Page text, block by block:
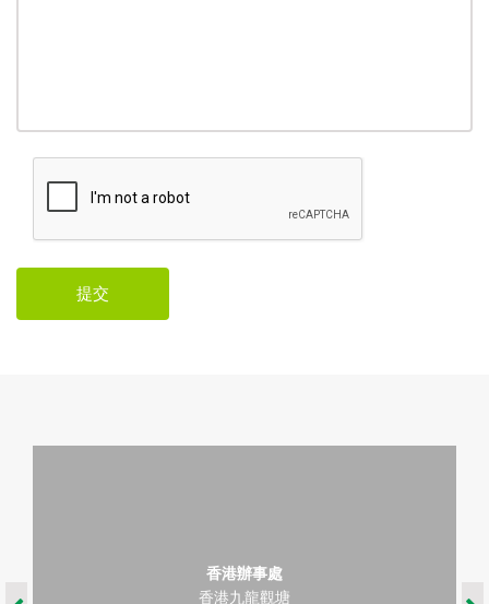
香港辦事處
香港九龍觀塘